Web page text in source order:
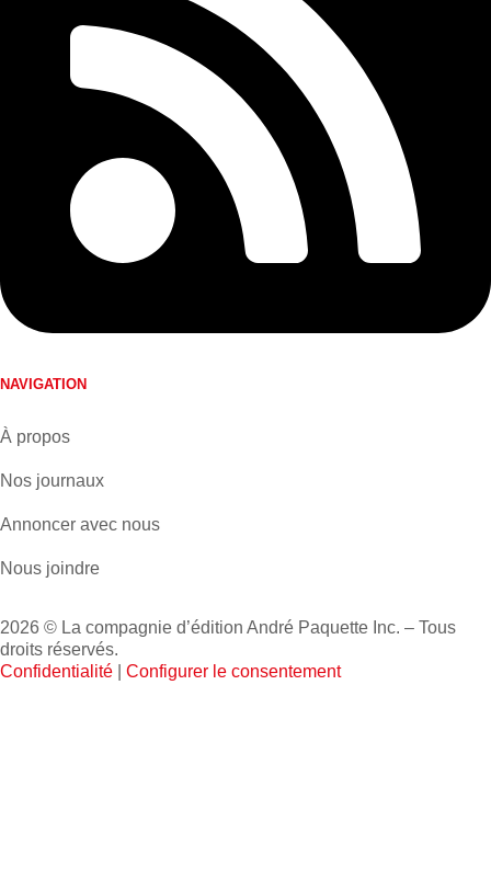
NAVIGATION
À propos
Nos journaux
Annoncer avec nous
Nous joindre
2026 © La compagnie d’édition André Paquette Inc. – Tous
droits réservés.
Confidentialité
Configurer le consentement